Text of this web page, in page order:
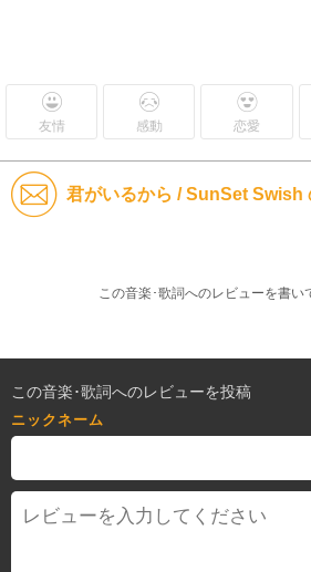
友情 感動 恋愛
君がいるから / SunSet Swish
この音楽･歌詞へのレビューを書い
この音楽･歌詞へのレビューを投稿
ニックネーム